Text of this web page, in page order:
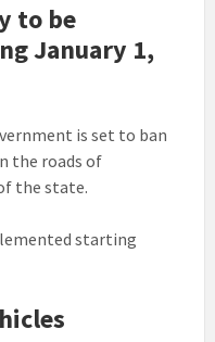
to be
January 1,
is set to ban
the roads of
the state.
starting